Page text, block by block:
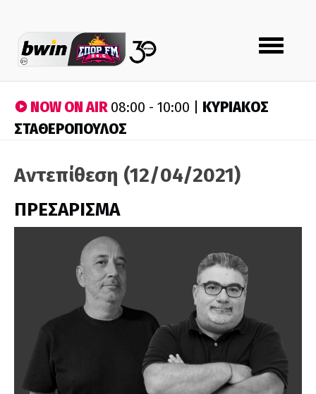
Toggle
navigation
NOW ON AIR08:00 - 10:00 | ΚΥΡΙΑΚΟΣ
ΣΤΑΘΕΡΟΠΟΥΛΟΣ
Αντεπίθεση (12/04/2021)
ΠΡΕΣΑΡΙΣΜΑ